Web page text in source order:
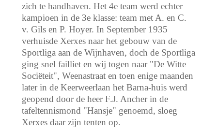
zich te handhaven. Het 4e team werd echter
kampioen in de 3e klasse: team met A. en C.
v. Gils en P. Hoyer. In September 1935
verhuisde Xerxes naar het gebouw van de
Sportliga aan de Wijnhaven, doch de Sportliga
ging snel failliet en wij togen naar "De Witte
Sociëteit", Weenastraat en toen enige maanden
later in de Keerweerlaan het Barna-huis werd
geopend door de heer F.J. Ancher in de
tafeltennismond "Hansje" genoemd, sloeg
Xerxes daar zijn tenten op.